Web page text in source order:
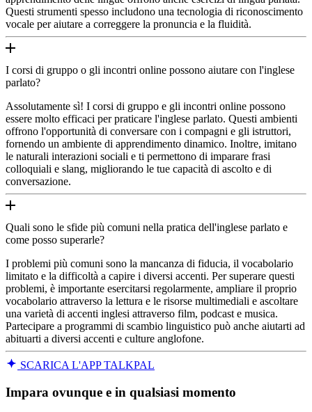
Questi strumenti spesso includono una tecnologia di riconoscimento
vocale per aiutare a correggere la pronuncia e la fluidità.
I corsi di gruppo o gli incontri online possono aiutare con l'inglese
parlato?
Assolutamente sì! I corsi di gruppo e gli incontri online possono
essere molto efficaci per praticare l'inglese parlato. Questi ambienti
offrono l'opportunità di conversare con i compagni e gli istruttori,
fornendo un ambiente di apprendimento dinamico. Inoltre, imitano
le naturali interazioni sociali e ti permettono di imparare frasi
colloquiali e slang, migliorando le tue capacità di ascolto e di
conversazione.
Quali sono le sfide più comuni nella pratica dell'inglese parlato e
come posso superarle?
I problemi più comuni sono la mancanza di fiducia, il vocabolario
limitato e la difficoltà a capire i diversi accenti. Per superare questi
problemi, è importante esercitarsi regolarmente, ampliare il proprio
vocabolario attraverso la lettura e le risorse multimediali e ascoltare
una varietà di accenti inglesi attraverso film, podcast e musica.
Partecipare a programmi di scambio linguistico può anche aiutarti ad
abituarti a diversi accenti e culture anglofone.
SCARICA L'APP TALKPAL
Impara ovunque e in qualsiasi momento